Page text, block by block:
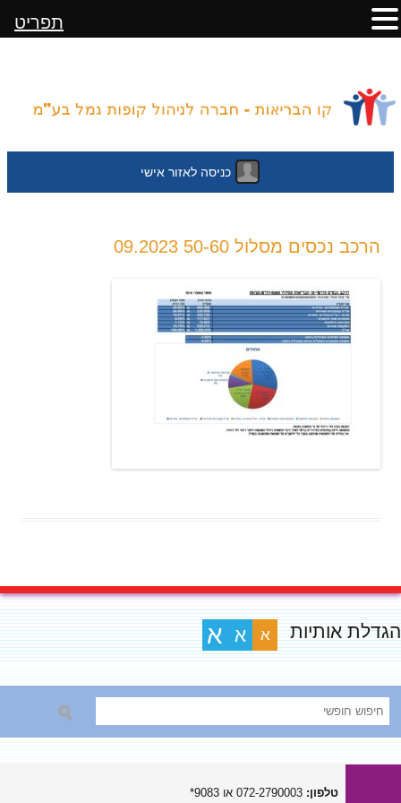
כניסה לאזור אישי
לתוכן
הרכב נכסים מסלול 50-60 09.2023
הגדלת אותיות א א א
טלפון:
תפריט